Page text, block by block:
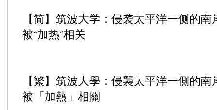
【简】筑波大学：侵袭太平洋一侧的
被“加热”相关
【繁】筑波大學：侵襲太平洋一側的
被「加熱」相關